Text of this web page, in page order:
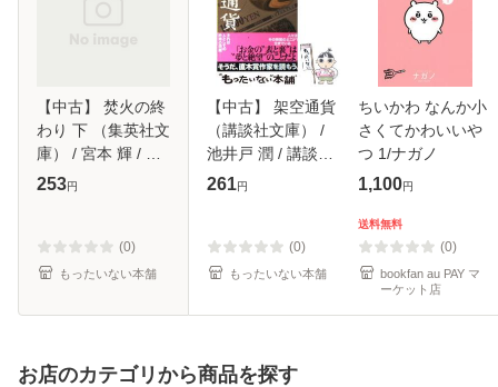
【中古】 焚火の終
わり 下 （集英社文
庫） / 宮本 輝 / 集
英社 [文庫]【メー
253円
(0)
もったいない本舗
【中古】 架空通貨
（講談社文庫） /
池井戸 潤 / 講談社
[文庫]【メール便送
261円
(0)
もったいない本舗
ちいかわ なんか小
さくてかわいいや
つ 1/ナガノ
1,100円
送料無料
(0)
bookfan au PAY マ
ーケット店
お店のカテゴリから商品を探す